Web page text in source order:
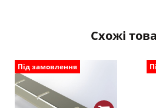
Схожі
Під замовлення